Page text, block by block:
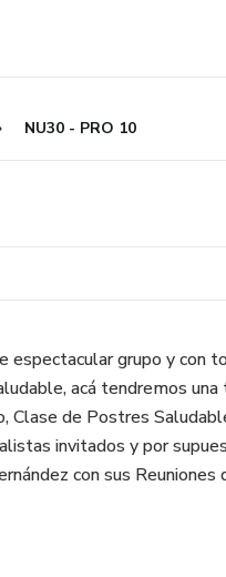
NU30 - PRO 10
grupo y con
acá tendremos una
Clase de Postres
invitados y por
con sus